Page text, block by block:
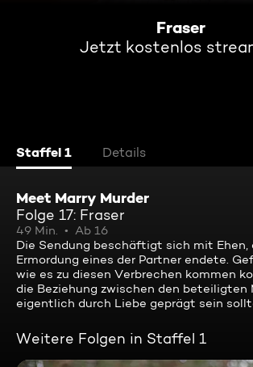
Fraser
Jetzt kostenlos
Staffel 1 Details
Meet Marry Murder
Folge 17: Fraser
49 Min.
Ab 16
Die Sendung beschäftigt sich mit Ehen,
Ermordung eines der Partner endete.
wie es zu diesen Verbrechen kommen
die Beziehung zwischen den beteiligten
eigentlich durch Liebe geprägt sein
Weitere Folgen in Staffel 1